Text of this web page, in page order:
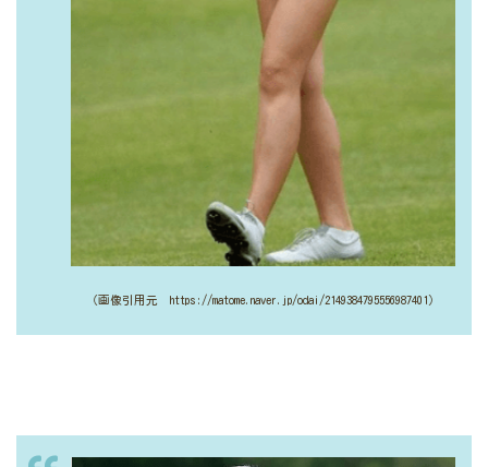
（画像引用元 https://matome.naver.jp/odai/2149384795556987401）